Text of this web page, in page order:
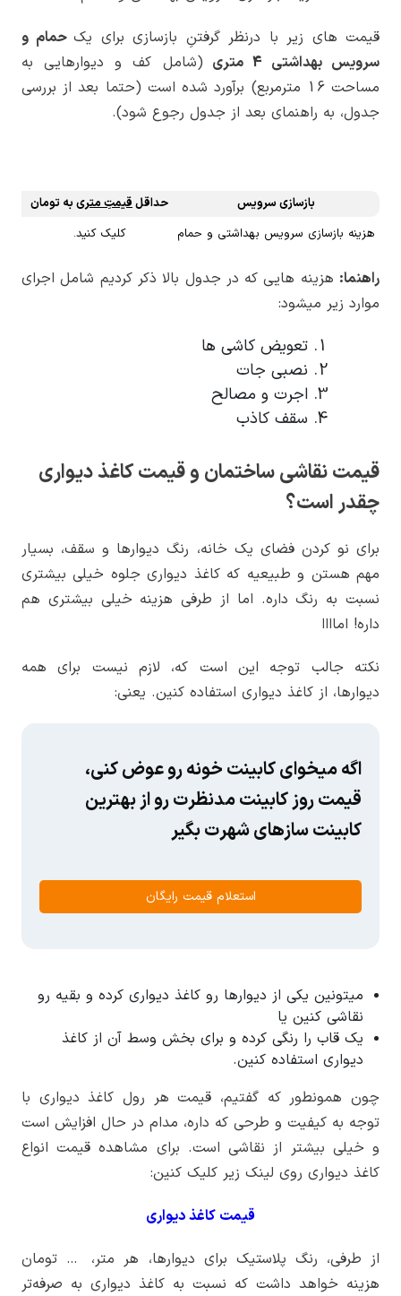
قیمت های زیر با درنظر گرفتنِ بازسازی برای یک حمام و
سرویس بهداشتی 4 متری
(شامل کف و دیوارهایی به
مساحت 16 مترمربع) برآورد شده است (حتما بعد از بررسی
جدول، به راهنمای بعد از جدول رجوع شود).
بازسازی سرویس حداقلقیمتِ متری به تومان
هزینه بازسازی سرویس بهداشتی و حمام
کلیک کنید.
راهنما: هزینه هایی که در جدول بالا ذکر کردیم شامل اجرای
موارد زیر میشود:
تعویض کاشی ها
نصبی جات
اجرت و مصالح
سقف کاذب
قیمت نقاشی ساختمان و قیمت کاغذ دیواری
چقدر است؟
برای نو کردن فضای یک خانه، رنگ دیوارها و سقف، بسیار
مهم هستن و طبیعیه که کاغذ دیواری جلوه خیلی بیشتری
نسبت به رنگ داره. اما از طرفی هزینه خیلی بیشتری هم
داره! اماااا
نکته جالب توجه این است که، لازم نیست برای همه
دیوارها، از کاغذ دیواری استفاده کنین. یعنی:
اگه میخوای کابینت خونه رو عوض کنی،
قیمت روز کابینت مدنظرت رو از بهترین
کابینت سازهای شهرت بگیر
استعلام قیمت رایگان
میتونین یکی از دیوارها رو کاغذ دیواری کرده و بقیه رو
نقاشی کنین یا
یک قاب را رنگی کرده و برای بخش وسط آن از کاغذ
دیواری استفاده کنین.
چون همونطور که گفتیم، قیمت هر رول کاغذ دیواری با
توجه به کیفیت و طرحی که داره، مدام در حال افزایش است
و خیلی بیشتر از نقاشی است. برای مشاهده قیمت انواع
کاغذ دیواری روی لینک زیر کلیک کنین:
قیمت کاغذ دیواری
از طرفی، رنگ پلاستیک برای دیوارها، هر متر، … تومان
هزینه خواهد داشت که نسبت به کاغذ دیواری به صرفه‌تر